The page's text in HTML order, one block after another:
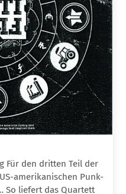
Für den dritten Teil der
amerikanischen Punk-
So liefert das Quartett